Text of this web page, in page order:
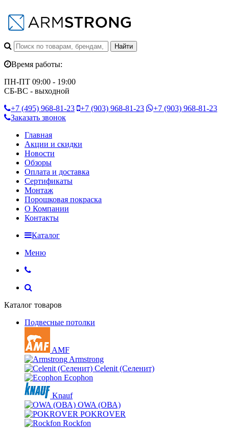
Время работы:
ПН-ПТ 09:00 - 19:00
СБ-ВС - выходной
+7 (495) 968-81-23 +7 (903) 968-81-23 +7 (903) 968-81-23
Заказать звонок
Главная
Акции и скидки
Новости
Обзоры
Оплата и доставка
Сертификаты
Монтаж
Порошковая покраска
О Компании
Контакты
Каталог
Меню
Каталог товаров
Подвесные потолки
AMF
Armstrong
Celenit (Селенит)
Ecophon
Knauf
OWA (ОВА)
POKROVER
Rockfon